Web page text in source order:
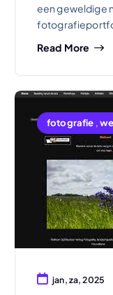
een geweldige
Read More
fotografie ,
jan, za, 2025